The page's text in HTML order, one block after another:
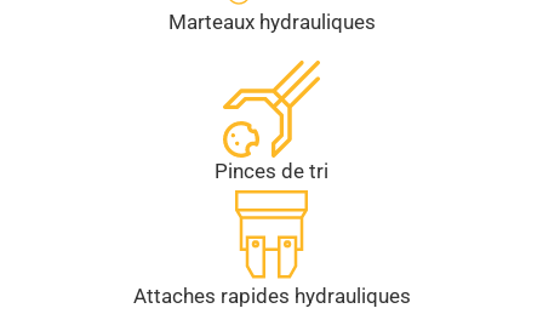
Marteaux hydrauliques
Pinces de tri
Attaches rapides hydrauliques